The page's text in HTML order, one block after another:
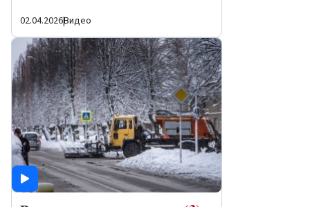
02.04.2026|Видео